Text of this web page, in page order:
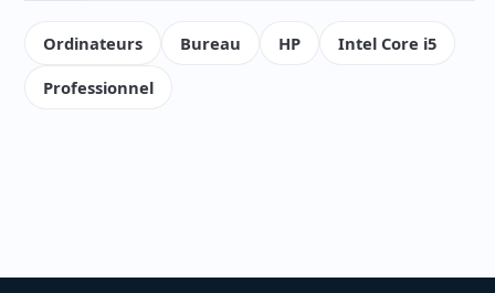
Ordinateurs Bureau HP
Intel Core i5
Professionnel